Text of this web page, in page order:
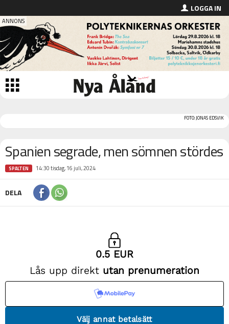
LOGGA IN
FOTO: JONAS EDSVIK
Spanien segrade, men sömnen stördes
SPALTEN 14:30 tisdag, 16 juli, 2024
DELA